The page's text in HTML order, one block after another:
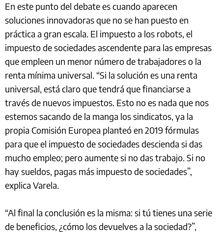
En este punto del debate es cuando aparecen
soluciones innovadoras que no se han puesto en
práctica a gran escala. El impuesto a los robots, el
impuesto de sociedades ascendente para las empresas
que empleen un menor número de trabajadores o la
renta mínima universal. “Si la solución es una renta
universal, está claro que tendrá que financiarse a
través de nuevos impuestos. Esto no es nada que nos
estemos sacando de la manga los sindicatos, ya la
propia Comisión Europea planteó en 2019 fórmulas
para que el impuesto de sociedades descienda si das
mucho empleo; pero aumente si no das trabajo. Si no
hay sueldos, pagas más impuesto de sociedades”,
explica Varela.
“Al final la conclusión es la misma: si tú tienes una serie
de beneficios, ¿cómo los devuelves a la sociedad?”,